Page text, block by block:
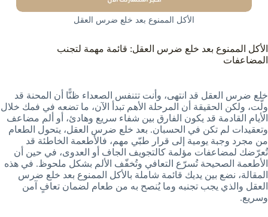
الأكل الممنوع بعد خلع ضرس العقل
الأكل الممنوع بعد خلع ضرس العقل: قائمة مهمة لتجنب
المضاعفات
خلع ضرس العقل قد انتهى، وأنت تتنفس الصعداء ظنًّا أن المحنة قد
ولّت، ولكن الحقيقة أن المرحلة الأهم تبدأ الآن، ما تضعه في فمك خلال
الأيام القادمة قد يكون الفارق بين شفاء سريع وهادئ، أو ألم مضاعف
وتعقيدات لم تكن في الحسبان. بعد خلع ضرس العقل، يتحول الطعام
من مجرد وجبة يومية إلى قرار طبّي مهم، فالأطعمة الخاطئة قد
تُعرّضك لمضاعفات مؤلمة كالتجويف الجاف أو العدوى، في حين أن
الأطعمة الصحيحة تُسرّع التعافي وتُخفّف الألم بشكل ملحوظ. في هذه
المقالة، نضع بين يديك قائمة شاملة بالأكل الممنوع بعد خلع ضرس
العقل والذي يجب تجنبه وما يُنصح به من طعام لضمان تعافٍ آمن
وسريع.